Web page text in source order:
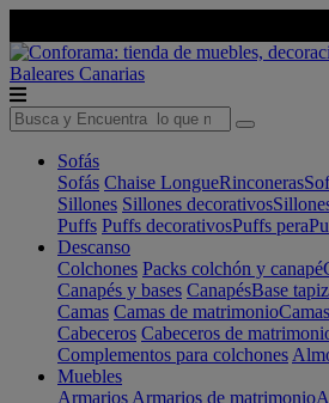
Baleares Canarias
Sofás
Sofás Chaise LongueRinconeras
Sillones Sillones decorativos
Puffs Puffs decorativosPuffs pera
Descanso
Colchones Packs colchón y canapé
Canapés y bases CanapésBase
Camas Camas de matrimonio
Cabeceros Cabeceros de
Complementos para colchones
Muebles
Armarios Armarios de matrimonio